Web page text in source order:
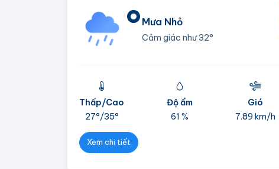
° Mưa Nhỏ
Cảm giác như32°
Thấp/Cao
27°/35°
Độ ẩm
61 %
Gió
7.89 km/h
Xem chi tiết